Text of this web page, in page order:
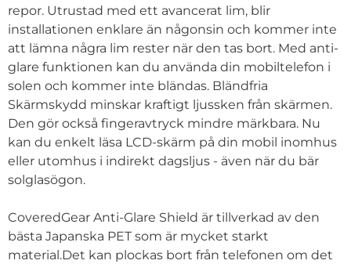
repor. Utrustad med ett avancerat lim, blir
installationen enklare än någonsin och kommer inte
att lämna några lim rester när den tas bort. Med anti-
glare funktionen kan du använda din mobiltelefon i
solen och kommer inte bländas. Bländfria
Skärmskydd minskar kraftigt ljussken från skärmen.
Den gör också fingeravtryck mindre märkbara. Nu
kan du enkelt läsa LCD-skärm på din mobil inomhus
eller utomhus i indirekt dagsljus - även när du bär
solglasögon.
CoveredGear Anti-Glare Shield är tillverkad av den
bästa Japanska PET som är mycket starkt
material.Det kan plockas bort från telefonen om det